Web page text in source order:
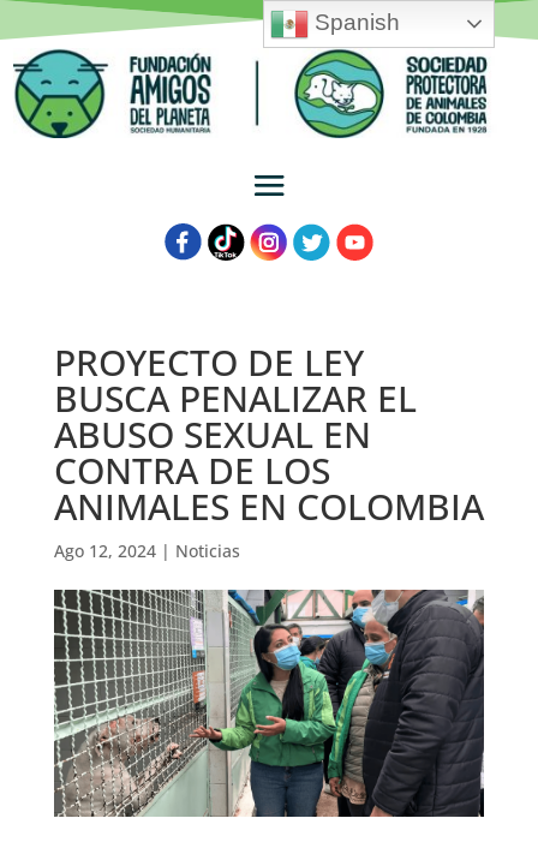
PROYECTO DE LEY
BUSCA PENALIZAR EL
ABUSO SEXUAL EN
CONTRA DE LOS
ANIMALES EN COLOMBIA
Ago 12, 2024| Noticias
Spanish